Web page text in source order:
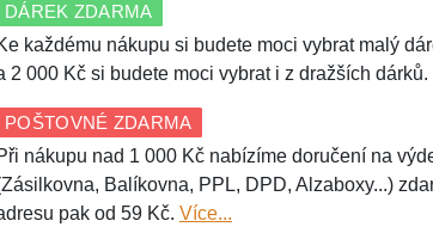
DÁREK ZDARMA
každému nákupu si budete moci vybrat malý
2 000 Kč si budete moci vybrat i z dražších dárků.
POŠTOVNÉ ZDARMA
nákupu nad 1 000 Kč nabízíme doručení na
Balíkovna, PPL, DPD, Alzaboxy...)
pak od 59 Kč. Více...